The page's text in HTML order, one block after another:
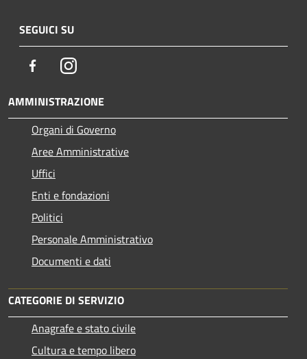
SEGUICI SU
FacebookInstagram
AMMINISTRAZIONE
Organi di Governo
Aree Amministrative
Uffici
Enti e fondazioni
Politici
Personale Amministrativo
Documenti e dati
CATEGORIE DI SERVIZIO
Anagrafe e stato civile
Cultura e tempo libero